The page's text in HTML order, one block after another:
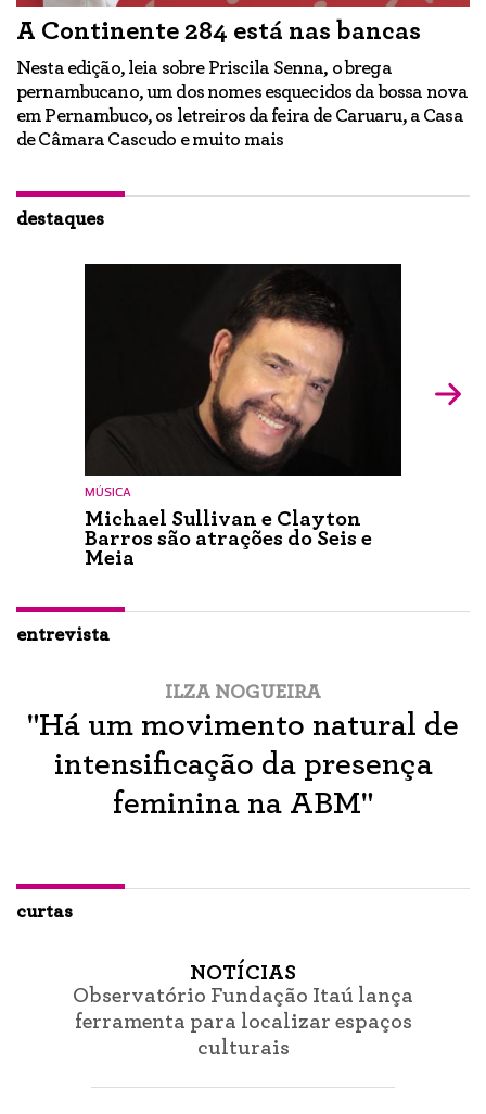
A Continente 284 está nas bancas
Nesta edição, leia sobre Priscila Senna, o brega
pernambucano, um dos nomes esquecidos da bossa nova
em Pernambuco, os letreiros da feira de Caruaru, a Casa
de Câmara Cascudo e muito mais
destaques
MÚSICA
Michael Sullivan e Clayton
Barros são atrações do Seis e
Meia
entrevista
ILZA NOGUEIRA
"Há um movimento natural de
intensificação da presença
feminina na ABM"
curtas
NOTÍCIAS
Observatório Fundação Itaú lança
ferramenta para localizar espaços
culturais